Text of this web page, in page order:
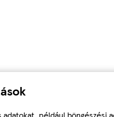
például böngészési